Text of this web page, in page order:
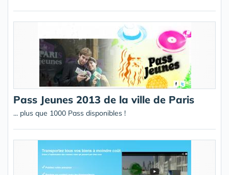
Pass Jeunes 2013 de la ville de Paris
... plus que 1000 Pass disponibles !